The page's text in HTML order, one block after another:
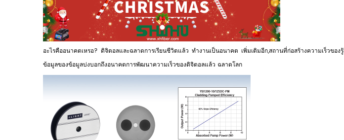
อะไรคืออนาคตเหรอ? ดิจิตอลและฉลาดการเรียนชีวิตแล้ว ทำงานเป็นอนาคต เพิ่มเติมอีก,สถานที่ก่อสร้างความเร็วของ
ข้อมูลของข้อมูลบ่งบอกถึงอนาคตการพัฒนาความเร็วของดิจิตอลแล้ว ฉลาดโลก